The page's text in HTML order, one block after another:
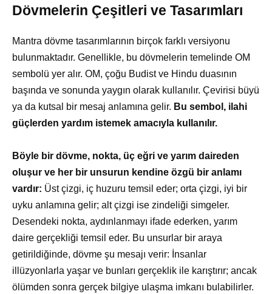
Dövmelerin Çeşitleri ve Tasarımları
Mantra dövme tasarımlarının birçok farklı versiyonu
bulunmaktadır. Genellikle, bu dövmelerin temelinde OM
sembolü yer alır. OM, çoğu Budist ve Hindu duasının
başında ve sonunda yaygın olarak kullanılır. Çevirisi büyü
ya da kutsal bir mesaj anlamına gelir. Bu sembol, ilahi
güçlerden yardım istemek amacıyla kullanılır.
Böyle bir dövme, nokta, üç eğri ve yarım daireden
oluşur ve her bir unsurun kendine özgü bir anlamı
vardır: Üst çizgi, iç huzuru temsil eder; orta çizgi, iyi bir
uyku anlamına gelir; alt çizgi ise zindeliği simgeler.
Desendeki nokta, aydınlanmayı ifade ederken, yarım
daire gerçekliği temsil eder. Bu unsurlar bir araya
getirildiğinde, dövme şu mesajı verir: İnsanlar
illüzyonlarla yaşar ve bunları gerçeklik ile karıştırır; ancak
ölümden sonra gerçek bilgiye ulaşma imkanı bulabilirler.